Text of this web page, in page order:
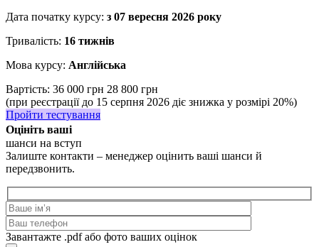
Дата початку курсу: з 07 вересня 2026 року
Тривалість: 16 тижнів
Мова курсу: Англійська
Вартість: 36 000 грн 28 800 грн
(при реєстрації до 15 серпня 2026 діє знижка у розмірі 20%)
Пройти тестування
Оцініть ваші
шанси на вступ
Залиште контакти – менеджер оцінить ваші шанси й
передзвонить.
Завантажте .pdf або фото ваших оцінок